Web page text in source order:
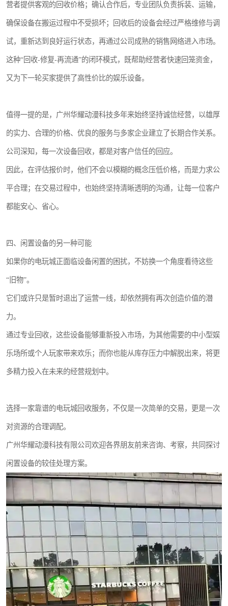
营者提供客观的回收价格；确认合作后，专业团队负责拆装、运输，
确保设备在搬运过程中不受损坏；回收后的设备会经过严格维修与调
试，重新达到良好运行状态，再通过公司成熟的销售网络进入市场。
这种“回收-修复-再流通”的闭环模式，既帮助经营者快速回笼资金，
又为下一轮买家提供了高性价比的娱乐设备。
值得一提的是，广州华耀动漫科技多年来始终坚持诚信经营，以雄厚
的实力、合理的价格、优良的服务与多家企业建立了长期合作关系。
公司深知，每一次设备回收，都是对客户信任的回应。
因此，在评估报价时，他们不会以模糊的概念压低价格，而是力求公
平合理；在交易过程中，也始终坚持清晰透明的沟通，让每一位客户
都能安心、省心。
四、闲置设备的另一种可能
如果你的电玩城正面临设备闲置的困扰，不妨换一个角度看待这些
“旧物”。
它们或许只是暂时退出了运营一线，却依然拥有再次创造价值的潜
力。
通过专业回收，这些设备能够重新投入市场，为其他需要的中小型娱
乐场所或个人玩家带来欢乐；而你也能从库存压力中解脱出来，将更
多精力投入在未来的经营规划中。
选择一家靠谱的电玩城回收服务，不仅是一次简单的交易，更是一次
对资源的合理调配。
广州华耀动漫科技有限公司欢迎各界朋友前来咨询、考察，共同探讨
闲置设备的较佳处理方案。